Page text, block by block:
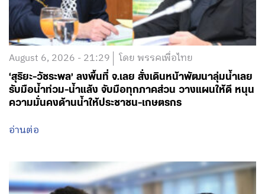
August 6, 2026 - 21:29 โดย พรรคเพื่อไทย
‘สุริยะ-วัชระพล’ ลงพื้นที่ จ.เลย สั่งเดินหน้าพัฒนาลุ่มน้ำเลย
รับมือน้ำท่วม-น้ำแล้ง จับมือทุกภาคส่วน วางแผนให้ดี หนุน
ความมั่นคงด้านน้ำให้ประชาชน-เกษตรกร
อ่านต่อ